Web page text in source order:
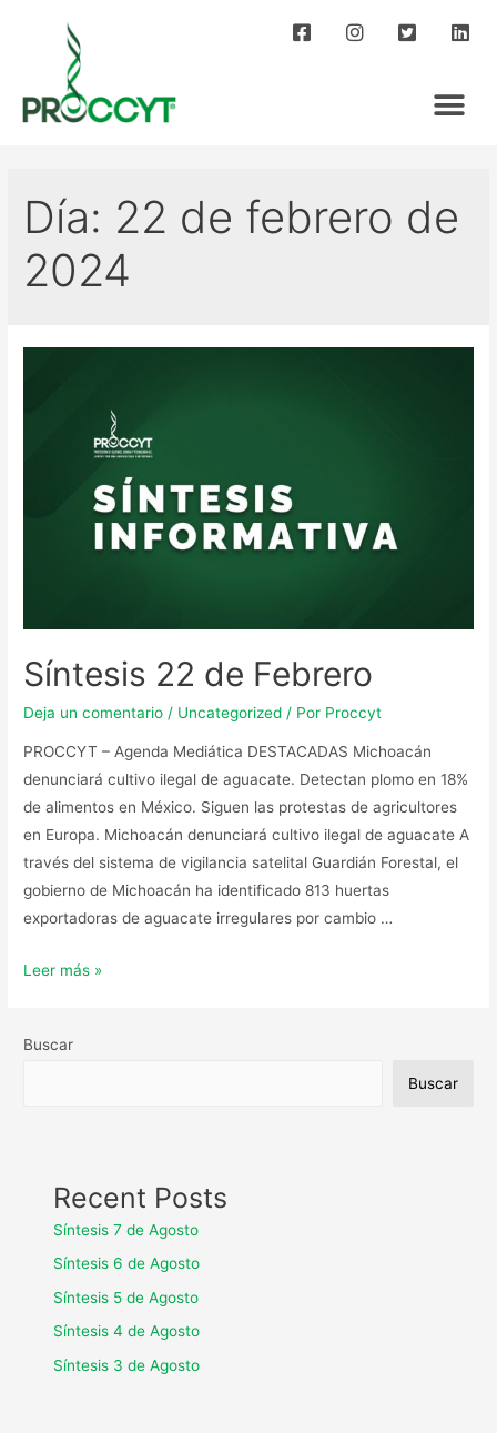
Día: 22 de febrero de
2024
Síntesis 22 de Febrero
Deja un comentario / Uncategorized / Por Proccyt
PROCCYT – Agenda Mediática DESTACADAS Michoacán
denunciará cultivo ilegal de aguacate. Detectan plomo en 18%
de alimentos en México. Siguen las protestas de agricultores
en Europa. Michoacán denunciará cultivo ilegal de aguacate A
través del sistema de vigilancia satelital Guardián Forestal, el
gobierno de Michoacán ha identificado 813 huertas
exportadoras de aguacate irregulares por cambio …
Leer más »
Buscar
Buscar
Recent Posts
Síntesis 7 de Agosto
Síntesis 6 de Agosto
Síntesis 5 de Agosto
Síntesis 4 de Agosto
Síntesis 3 de Agosto